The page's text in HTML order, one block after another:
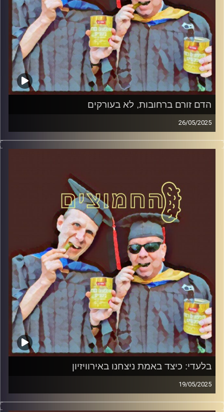
הדם זורם ברחובות, לא בעורקים
26/05/2025
המערכת הפוליטית על ספת הפסיכולוג, עם פרופסור בועז בן-
דוד ופרופסור גלעד הירשברגר
קרדיט תמונות:AudioVersity
בלעדי: כיצד באמת ניצחנו באירוויזיון
19/05/2025
המערכת הפוליטית על ספת הפסיכולוג, עם פרופסור בועז בן-